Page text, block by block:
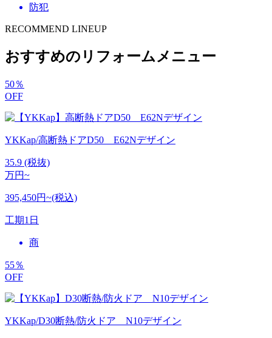
防犯
RECOMMEND LINEUP
おすすめのリフォームメニュー
50％
OFF
YKKap/高断熱ドアD50 E62Nデザイン
35.9 (税抜)
万円~
395,450円~(税込)
工期1日
商
55％
OFF
YKKap/D30断熱/防火ドア N10デザイン